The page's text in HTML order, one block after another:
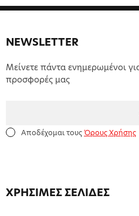
ΧΡΗΣΙΜΕΣ ΣΕΛΙΔΕΣ
NEWSLETTER
Μείνετε πάντα ενημερωμένοι
προσφορές μας
Αποδέχομαι τουςΌρους Χρήσης